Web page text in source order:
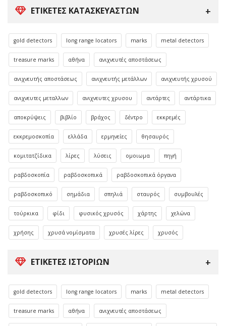
ΕΤΙΚΈΤΕΣ ΚΑΤΑΣΚΕΥΑΣΤΏΝ
gold detectors long range locators marks metal detectors
treasure marks αθήνα ανιχνευτές αποστάσεως
ανιχνευτής αποστάσεως ανιχνευτής μετάλλων ανιχνευτής χρυσού
ανιχνευτες μεταλλων ανιχνευτες χρυσου αντάρτες αντάρτικα
αποκρύψεις βιβλίο βράχος δέντρο εκκρεμές
εκκρεμοσκοπία ελλάδα ερμηνείες θησαυρός
κομιτατζίδικα λίρες λύσεις ομοιωμα πηγή
ραβδοσκοπία ραβδοσκοπικά ραβδοσκοπικά όργανα
ραβδοσκοπικό σημάδια σπηλιά σταυρός συμβουλές
τούρκικα φίδι φυσικός χρυσός χάρτης χελώνα
χρήσης χρυσά νομίσματα χρυσές λίρες χρυσός
ΕΤΙΚΈΤΕΣ ΙΣΤΟΡΙΏΝ
gold detectors long range locators marks metal detectors
treasure marks αθήνα ανιχνευτές αποστάσεως